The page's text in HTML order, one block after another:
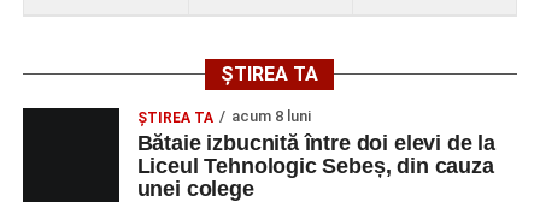
ȘTIREA TA
ŞTIREA TA acum 8 luni
Bătaie izbucnită între doi elevi de la
Liceul Tehnologic Sebeș, din cauza
unei colege